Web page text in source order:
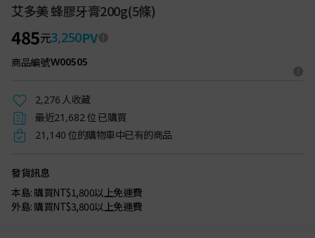
艾多美 蜂膠牙膏200g(5條)
485元3,250PV
商品編號W00505
2,276 人收藏
最近21,682位 已購買
21,140 位的購物車中已有的商品
發貨訊息
本島: 購買NT$1,800以上免運費
外島: 購買NT$3,800以上免運費